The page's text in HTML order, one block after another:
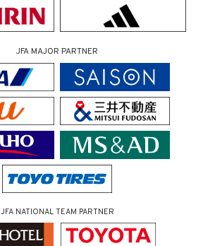
JFA MAJOR PARTNER
JFA NATIONAL TEAM PARTNER